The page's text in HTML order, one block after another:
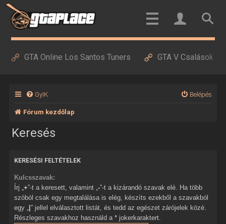
GTA Online Los Santos Tuners GTA V Csalások
GyIK Belépés
Fórum kezdőlap
Keresés
KERESÉSI FELTÉTELEK
Kulcsszavak:
Írj „ +”-t a keresett, valamint „ -”-t a kizárandó szavak elé. Ha több
szóból csak egy megtalálása is elég, készíts ezekből a szavakból
egy „ |” jellel elválasztott listát, és tedd az egészet zárójelek közé.
Részleges szavakhoz használd a * jokerkaraktert.